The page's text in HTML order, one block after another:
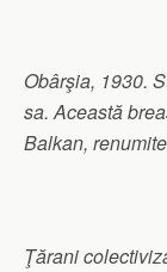
Obârşia, 1930.
sa. Această
Balkan,
Ţărani